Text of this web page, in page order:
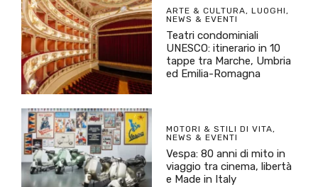
ARTE & CULTURA, LUOGHI,
NEWS & EVENTI
Teatri condominiali
UNESCO: itinerario in 10
tappe tra Marche, Umbria
ed Emilia-Romagna
MOTORI & STILI DI VITA,
NEWS & EVENTI
Vespa: 80 anni di mito in
viaggio tra cinema, libertà
e Made in Italy